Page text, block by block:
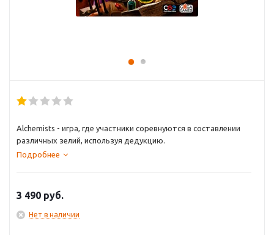
Alchemists - игра, где участники соревнуются в составлении
различных зелий, используя дедукцию.
Подробнее
3 490 руб.
Нет в наличии